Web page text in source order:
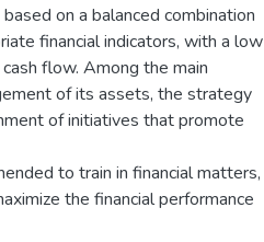
on a balanced combination
financial indicators, with a low
flow. Among the main
of its assets, the strategy
of initiatives that promote
to train in financial matters,
the financial performance